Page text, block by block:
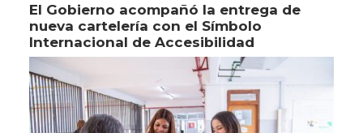
El Gobierno acompañó la entrega de
nueva cartelería con el Símbolo
Internacional de Accesibilidad